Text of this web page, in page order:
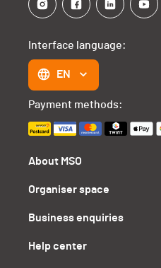
About MSO
Organiser space
Business enquiries
Help center
Interface language:
EN
Payment methods: